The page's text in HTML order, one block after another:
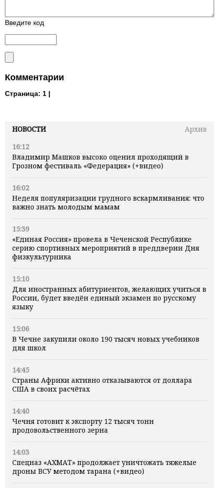
НОВОСТИ
Архив
16:12
Владимир Машков высоко оценил проходящий в
Грозном фестиваль «Федерация» (+видео)
16:02
Неделя популяризации грудного вскармливания: что
важно знать молодым мамам
15:39
«Единая Россия» провела в Чеченской Республике
серию спортивных мероприятий в преддверии Дня
физкультурника
15:10
Для иностранных абитуриентов, желающих учиться в
России, будет введён единый экзамен по русскому
языку
15:06
В Чечне закупили около 190 тысяч новых учебников
для школ
14:45
Страны Африки активно отказываются от доллара
США в своих расчётах
14:40
Чечня готовит к экспорту 12 тысяч тонн
продовольственного зерна
14:03
Спецназ «АХМАТ» продолжает уничтожать тяжелые
дроны ВСУ методом тарана (+видео)
Введите код
Комментарии
Страница: 1 |